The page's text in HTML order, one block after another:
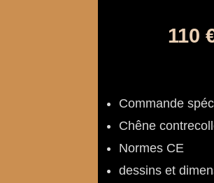
110
Commande
Chêne
Normes CE
dessins et